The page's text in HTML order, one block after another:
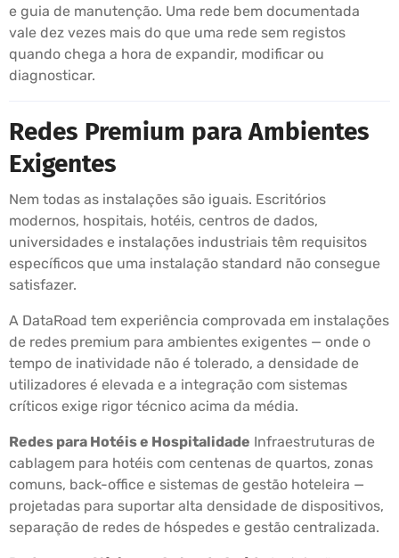
e guia de manutenção. Uma rede bem documentada
vale dez vezes mais do que uma rede sem registos
quando chega a hora de expandir, modificar ou
diagnosticar.
Redes Premium para Ambientes
Exigentes
Nem todas as instalações são iguais. Escritórios
modernos, hospitais, hotéis, centros de dados,
universidades e instalações industriais têm requisitos
específicos que uma instalação standard não consegue
satisfazer.
A DataRoad tem experiência comprovada em instalações
de redes premium para ambientes exigentes — onde o
tempo de inatividade não é tolerado, a densidade de
utilizadores é elevada e a integração com sistemas
críticos exige rigor técnico acima da média.
Redes para Hotéis e Hospitalidade Infraestruturas de
cablagem para hotéis com centenas de quartos, zonas
comuns, back-office e sistemas de gestão hoteleira —
projetadas para suportar alta densidade de dispositivos,
separação de redes de hóspedes e gestão centralizada.